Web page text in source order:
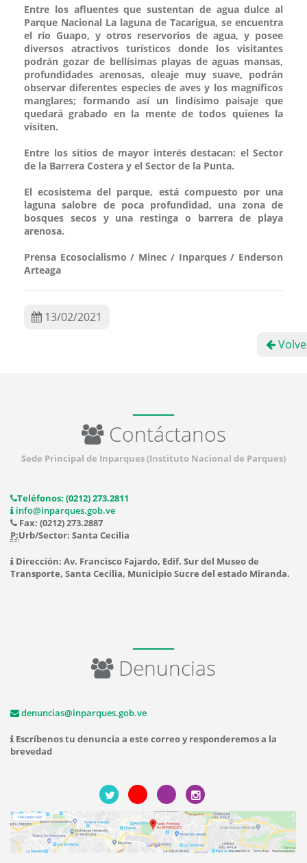
Entre los afluentes que sustentan de agua dulce al
Parque Nacional La laguna de Tacarigua, se encuentra
el río Guapo, y otros reservorios de agua, y posee
diversos atractivos turísticos donde los visitantes
podrán gozar de bellísimas playas de aguas mansas,
profundidades arenosas, oleaje muy suave, podrán
observar diferentes especies de aves y los magníficos
manglares; formando así un lindísimo paisaje que
quedará grabado en la mente de todos quienes la
visiten.
Entre los sitios de mayor interés destacan: el Sector
de la Barrera Costera y el Sector de la Punta.
El ecosistema del parque, está compuesto por una
laguna salobre de poca profundidad, una zona de
bosques secos y una restinga o barrera de playa
arenosa.
Prensa Ecosocialismo / Minec / Inparques / Enderson
Arteaga
13/02/2021
Contáctanos
Sede Principal de Inparques (Instituto Nacional de Parques)
Teléfonos: (0212) 273.2811
info@inparques.gob.ve
Fax: (0212) 273.2887
P:Urb/Sector: Santa Cecilia
Dirección: Av. Francisco Fajardo, Edif. Sur del Museo de
Transporte, Santa Cecilia, Municipio Sucre del estado Miranda.
Denuncias
denuncias@inparques.gob.ve
Escríbenos tu denuncia a este correo y responderemos a la
brevedad